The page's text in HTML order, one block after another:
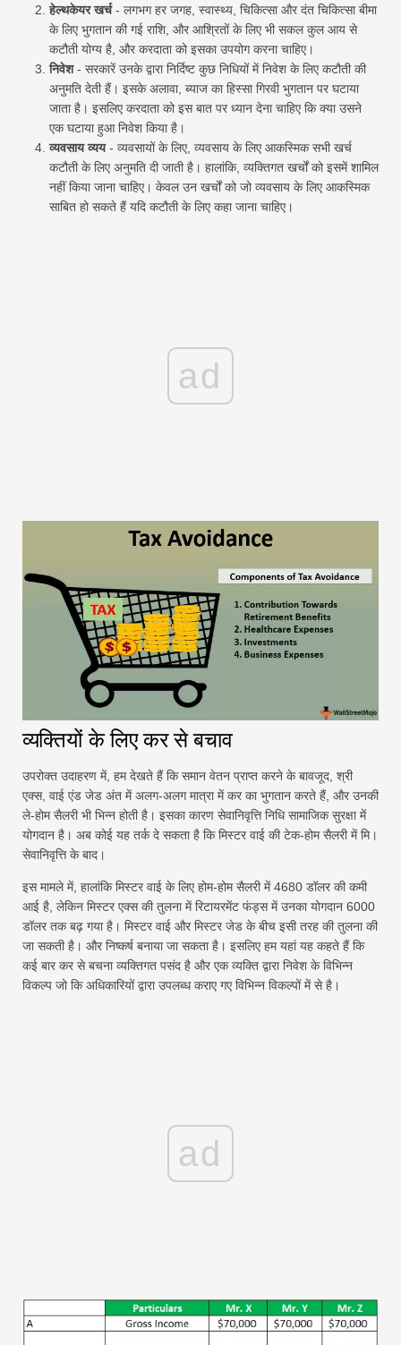
हेल्थकेयर खर्च- लगभग हर जगह, स्वास्थ्य, चिकित्सा और दंत चिकित्सा बीमा
के लिए भुगतान की गई राशि, और आश्रितों के लिए भी सकल कुल आय से
कटौती योग्य है, और करदाता को इसका उपयोग करना चाहिए।
निवेश- सरकारें उनके द्वारा निर्दिष्ट कुछ निधियों में निवेश के लिए कटौती की
अनुमति देती हैं। इसके अलावा, ब्याज का हिस्सा गिरवी भुगतान पर घटाया
जाता है। इसलिए करदाता को इस बात पर ध्यान देना चाहिए कि क्या उसने
एक घटाया हुआ निवेश किया है।
व्यवसाय व्यय- व्यवसायों के लिए, व्यवसाय के लिए आकस्मिक सभी खर्च
कटौती के लिए अनुमति दी जाती है। हालांकि, व्यक्तिगत खर्चों को इसमें शामिल
नहीं किया जाना चाहिए। केवल उन खर्चों को जो व्यवसाय के लिए आकस्मिक
साबित हो सकते हैं यदि कटौती के लिए कहा जाना चाहिए।
ad
व्यक्तियों के लिए कर से बचाव
उपरोक्त उदाहरण में, हम देखते हैं कि समान वेतन प्राप्त करने के बावजूद, श्री
एक्स, वाई एंड जेड अंत में अलग-अलग मात्रा में कर का भुगतान करते हैं, और उनकी
ले-होम सैलरी भी भिन्न होती है। इसका कारण सेवानिवृत्ति निधि सामाजिक सुरक्षा में
योगदान है। अब कोई यह तर्क दे सकता है कि मिस्टर वाई की टेक-होम सैलरी में मि।
सेवानिवृत्ति के बाद।
इस मामले में, हालांकि मिस्टर वाई के लिए होम-होम सैलरी में 4680 डॉलर की कमी
आई है, लेकिन मिस्टर एक्स की तुलना में रिटायरमेंट फंड्स में उनका योगदान 6000
डॉलर तक बढ़ गया है। मिस्टर वाई और मिस्टर जेड के बीच इसी तरह की तुलना की
जा सकती है। और निष्कर्ष बनाया जा सकता है। इसलिए हम यहां यह कहते हैं कि
कई बार कर से बचना व्यक्तिगत पसंद है और एक व्यक्ति द्वारा निवेश के विभिन्न
विकल्प जो कि अधिकारियों द्वारा उपलब्ध कराए गए विभिन्न विकल्पों में से है।
ad